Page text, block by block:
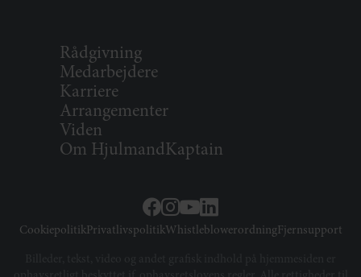
Rådgivning
Medarbejdere
Karriere
Arrangementer
Viden
Om HjulmandKaptain
CookiepolitikPrivatlivspolitikWhistleblowerordningFjernsupport